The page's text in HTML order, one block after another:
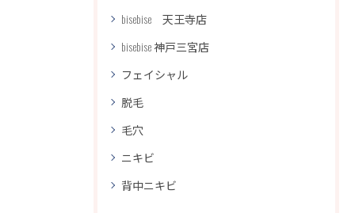
bisebise 天王寺店
bisebise 神戸三宮店
フェイシャル
脱毛
毛穴
ニキビ
背中ニキビ